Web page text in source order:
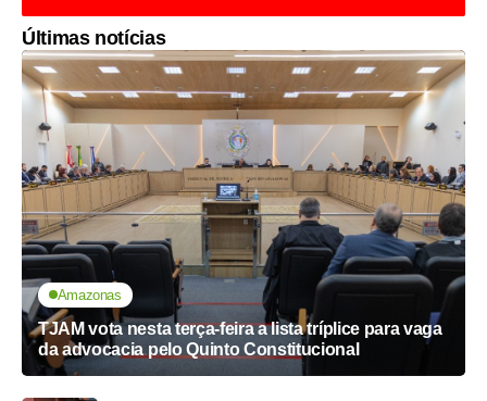
Últimas notícias
Amazonas
TJAM vota nesta terça-feira a lista tríplice para vaga
da advocacia pelo Quinto Constitucional